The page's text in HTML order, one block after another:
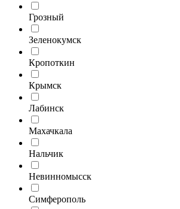
Грозный
Зеленокумск
Кропоткин
Крымск
Лабинск
Махачкала
Нальчик
Невинномысск
Симферополь